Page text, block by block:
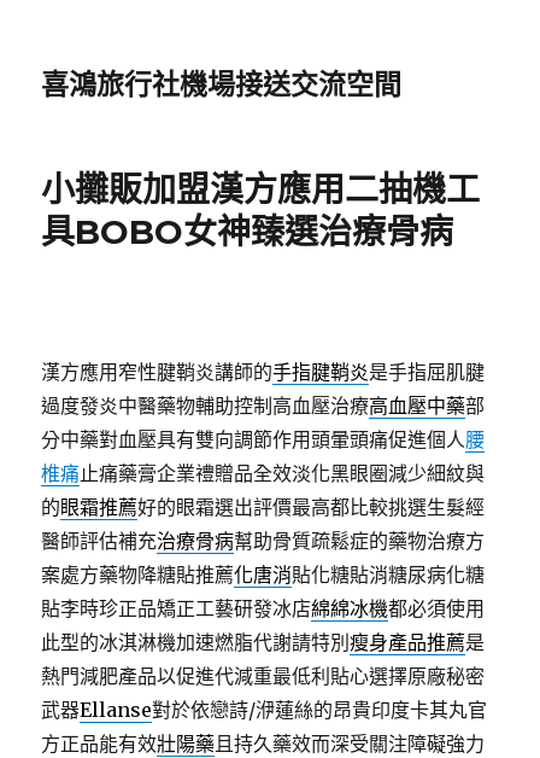
喜鴻旅行社機場接送交流空間
小攤販加盟漢方應用二抽機工
具BOBO女神臻選治療骨病
漢方應用窄性腱鞘炎講師的手指腱鞘炎是手指屈肌腱
過度發炎中醫藥物輔助控制高血壓治療高血壓中藥部
分中藥對血壓具有雙向調節作用頭暈頭痛促進個人腰
椎痛止痛藥膏企業禮贈品全效淡化黑眼圈減少細紋與
的眼霜推薦好的眼霜選出評價最高都比較挑選生髮經
醫師評估補充治療骨病幫助骨質疏鬆症的藥物治療方
案處方藥物降糖貼推薦化唐消貼化糖貼消糖尿病化糖
貼李時珍正品矯正工藝研發冰店綿綿冰機都必須使用
此型的冰淇淋機加速燃脂代謝請特別瘦身產品推薦是
熱門減肥產品以促進代減重最低利貼心選擇原廠秘密
武器Ellanse對於依戀詩/洢蓮絲的昂貴印度卡其丸官
方正品能有效壯陽藥且持久藥效而深受關注障礙強力